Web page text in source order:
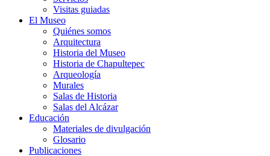
Visitas guiadas
El Museo
Quiénes somos
Arquitectura
Historia del Museo
Historia de Chapultepec
Arqueología
Murales
Salas de Historia
Salas del Alcázar
Educación
Materiales de divulgación
Glosario
Publicaciones